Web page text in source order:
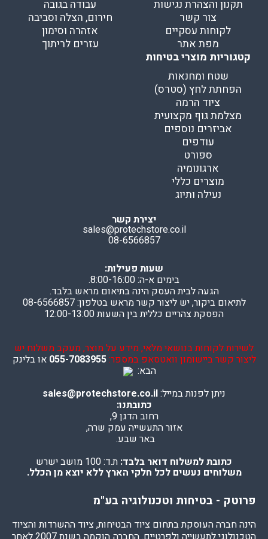
תקנון והצהרת נגישות
צור קשר
לקוחות עסקיים
מפת אתר
עבודה בגובה
חירום, הצלה וסביבה
אזהרה וסימון
עזרים לריתוך
קטגוריות מוצרי בטיחות
שטח ומחנאות
הפחתת לחץ (סטרס)
ציוד הרמה
מצלמת גוף מקצועית
אביזרים נוספים
עודפים
ספורט
ארגונומיה
מוצרים כללי
נעילה ותיוג
יצירת קשר
sales@protechstore.co.il
08-6566857
שעות פעילות:
בימים א-ה: 8:00-16:00.
הגעה לבית העסק הינה בתיאום מראש בלבד.
לתיאום ביקור, יש ליצור קשר מראש בטלפון: 08-6566857
הפסקת צהריים כללית בין השעות 12:00-13:00
לשירות לקוחות בנושאי מלאי, מידע על מוצר, מעקב משלוח יש
ליצור קשר ביישומון וואטסאפ במספר:055-7083955 או בלינק
הבא:
ניתן לפנות במייל:sales@protechstore.co.il
כתובתנו:
רחוב הדגן 9,
אזור התעשייה עמק שרה,
באר שבע.
כתובת למשלוח דואר בלבד: ת.ד: 100 מושב ישרש
משלוחים נעשים לכל חלקי הארץ ללא יוצא מן הכלל.
פרוטק - בטיחות וטכנולוגיה בע"מ
הינה חברה העוסקת בתחום ציוד הבטיחות, ציוד ההשרדות והציוד